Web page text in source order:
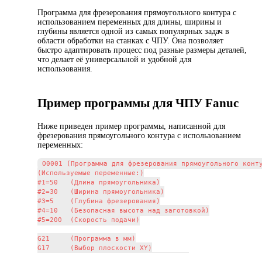
Программа для фрезерования прямоугольного контура с
использованием переменных для длины, ширины и
глубины является одной из самых популярных задач в
области обработки на станках с ЧПУ. Она позволяет
быстро адаптировать процесс под разные размеры деталей,
что делает её универсальной и удобной для
использования.
Пример программы для ЧПУ Fanuc
Ниже приведен пример программы, написанной для
фрезерования прямоугольного контура с использованием
переменных:
O0001 (Программа для фрезерования прямоугольного
(Используемые переменные:)
#1=50   (Длина прямоугольника)
#2=30   (Ширина прямоугольника)
#3=5    (Глубина фрезерования)
#4=10   (Безопасная высота над заготовкой)
#5=200  (Скорость подачи)
G21     (Программа в мм)
G17     (Выбор плоскости XY)